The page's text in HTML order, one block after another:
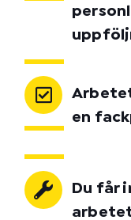
en
Du får